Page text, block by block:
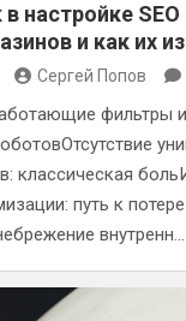
настройке SEO
и как их
Сергей Попов
фильтры
классическая
путь к потере
внутренн…